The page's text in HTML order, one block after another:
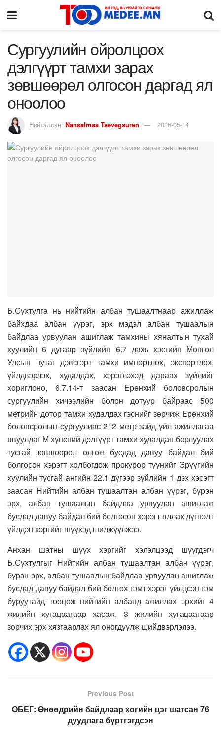
Сургуулийн ойролцоох
дэлгүүрт тамхи зарах
зөвшөөрөл олгосон даргад ял
оноолоо
Нийтэлсэн: Nansalmaa Tsevegsuren 2026-05-14
Б.Сүхтулга нь нийтийн албан тушаалтнаар ажиллаж
байхдаа албан үүрэг, эрх мэдэл албан тушаалын
байдлаа урвуулан ашиглаж тамхины хяналтын тухай
хуулийн 6 дугаар зүйлийн 6.7 дахь хэсгийн Монгол
Улсын нутаг дэвсгэрт тамхи импортлох, экспортлох,
үйлдвэрлэх, худалдах, хэрэглэхэд дараах зүйлийг
хориглоно, 6.7.14-т заасан Ерөнхий боловсролын
сургуулийн хичээлийн болон дотуур байраас 500
метрийн дотор тамхи худалдах гэснийг зөрчиж Ерөнхий
боловсролын сургуулиас 212 метр зайд үйл ажиллагаа
явуулдаг М хүнсний дэлгүүрт тамхи худалдан борлуулах
тусгай зөвшөөрөл олгож бусдад давуу байдал бий
болгосон хэрэгт холбогдож прокурор түүнийг Эрүүгийн
хуулийн тусгай ангийн 22.1 дүгээр зүйлийн 1 дэх хэсэгт
заасан Нийтийн албан тушаалтан албан үүрэг, бүрэн
эрх, албан тушаалын байдлаа урвуулан ашиглаж
бусдад давуу байдал бий болгосон хэрэгт яллах дүгнэлт
үйлдэн хэргийг шүүхэд шилжүүлжээ.
Анхан шатны шүүх хэргийг хэлэлцээд шүүгдэгч
Б.Сүхтулгыг Нийтийн албан тушаалтан албан үүрэг,
бүрэн эрх, албан тушаалын байдлаа урвуулан ашиглаж
бусдад давуу байдал бий болгох гэмт хэрэг үйлдсэн гэм
буруутайд тооцож нийтийн албанд ажиллах эрхийг 4
жилийн хугацаагаар хасаж, 3 жилийн хугацаагаар
зорчих эрх хязгаарлах ял оногдуулж шийдвэрлэлээ.
Previous Post
ОБЕГ: Өнөөдрийн байдлаар хогийн цэг шатсан 76
дуудлага бүртгэгдсэн